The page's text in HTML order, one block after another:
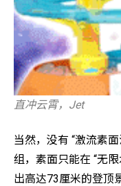
直冲云霄，Jet
当然，没有 “激流素
组，素面只能在 “无
出高达73厘米的登顶